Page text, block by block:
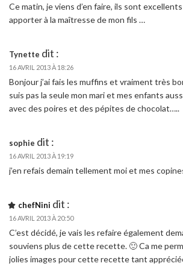
Ce matin, je viens d’en faire, ils sont
apporter à la maîtresse de mon fils …
Tynette dit :
16 AVRIL 2013 À 18:26
Bonjour j’ai fais les muffins et vraiment très
suis pas la seule mon mari et mes enfants
avec des poires et des pépites de chocolat…..
sophie dit :
16 AVRIL 2013 À 19:19
j’en refais demain tellement moi et mes
chefNini dit :
16 AVRIL 2013 À 20:50
C’est décidé, je vais les refaire également
souviens plus de cette recette. 🙂 Ca me
jolies images pour cette recette tant